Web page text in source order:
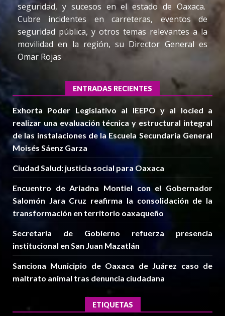
seguridad, y sucesos en el estado de Oaxaca.
Cubre incidentes en carreteras, eventos de
seguridad pública, y otros temas relevantes a la
movilidad en la región, su Director General es
Omar Rojas
ENTRADAS RECIENTES
Exhorta Poder Legislativo al IEEPO y al Iocied a
realizar una evaluación técnica y estructural integral
de las instalaciones de la Escuela Secundaria General
Moisés Sáenz Garza
Ciudad Salud: justicia social para Oaxaca
Encuentro de Ariadna Montiel con el Gobernador
Salomón Jara Cruz reafirma la consolidación de la
transformación en territorio oaxaqueño
Secretaría de Gobierno refuerza presencia
institucional en San Juan Mazatlán
Sanciona Municipio de Oaxaca de Juárez caso de
maltrato animal tras denuncia ciudadana
ETIQUETAS